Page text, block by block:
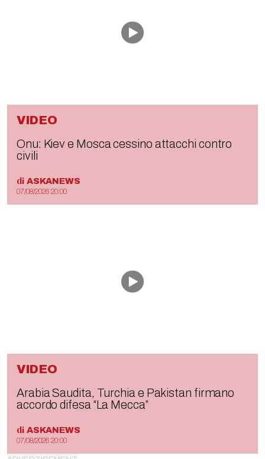
VIDEO
Onu: Kiev e Mosca cessino attacchi contro
civili
di ASKANEWS
07/08/2026 20:00
VIDEO
Arabia Saudita, Turchia e Pakistan firmano
accordo difesa “La Mecca”
di ASKANEWS
07/08/2026 20:00